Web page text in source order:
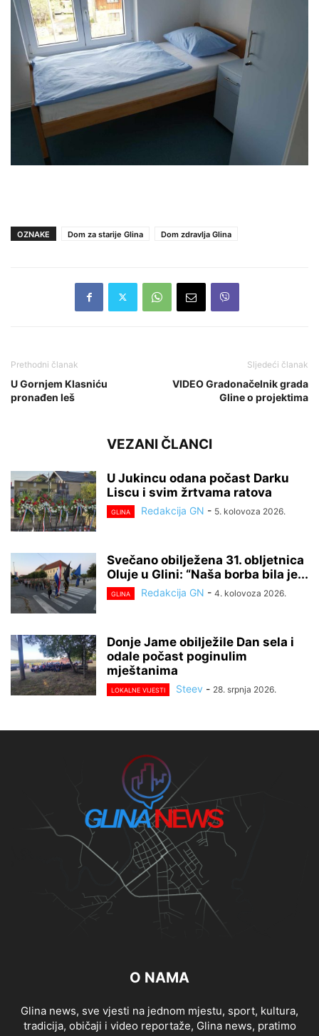
OZNAKE Dom za starije Glina Dom zdravlja Glina
Prethodni članak
U Gornjem Klasniću
pronađen leš
Sljedeći članak
VIDEO Gradonačelnik grada
Gline o projektima
VEZANI ČLANCI
U Jukincu odana počast Darku
Liscu i svim žrtvama ratova
GLINA Redakcija GN - 5. kolovoza 2026.
Svečano obilježena 31. obljetnica
Oluje u Glini: “Naša borba bila je...
GLINA Redakcija GN - 4. kolovoza 2026.
Donje Jame obilježile Dan sela i
odale počast poginulim
mještanima
LOKALNE VIJESTI Steev - 28. srpnja 2026.
O NAMA
Glina news, sve vjesti na jednom mjestu, sport, kultura,
tradicija, običaji i video reportaže, Glina news, pratimo